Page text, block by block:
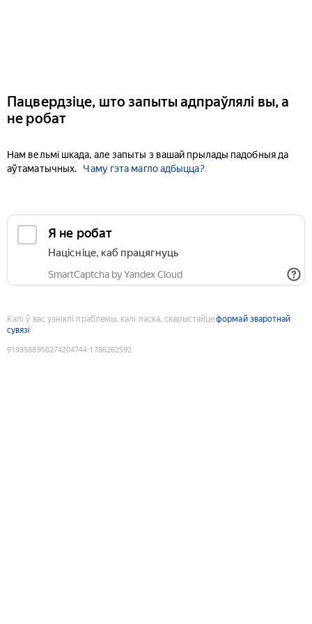
Пацвердзіце, што запыты адпраўлялі вы, а
не робат
Нам вельмі шкада, але запыты з вашай прылады падобныя да
аўтаматычных.
Чаму гэта магло адбыцца?
Я не робат
Націсніце, каб працягнуць
SmartCaptcha by Yandex Cloud
Калі ў вас узніклі праблемы, калі ласка, скарыстайцеформай зваротнай
сувязі
9193588950274204744:1786262592